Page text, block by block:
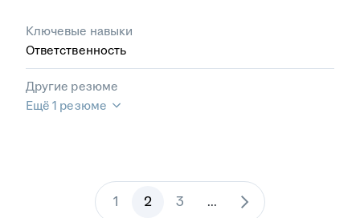
Ключевые навыки
Ответственность
Другие резюме
Ещё 1 резюме
1 2 3 ...